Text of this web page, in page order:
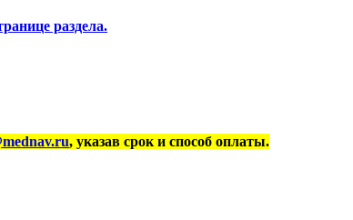
раздела.
, указав срок и способ оплаты.